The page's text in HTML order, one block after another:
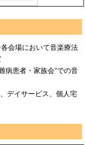
会場において音楽療法
病患者・家族会”での音
デイサービス、個人宅